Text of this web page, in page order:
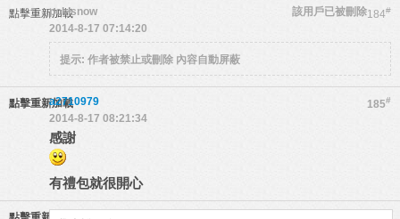
點擊重新加載 184#
pokisnow
該用戶已被刪除
2014-8-17 07:14:20
提示: 作者被禁止或刪除 內容自動屏蔽
點擊重新加載 185#
a2710979
2014-8-17 08:21:34
感謝
有禮包就很開心